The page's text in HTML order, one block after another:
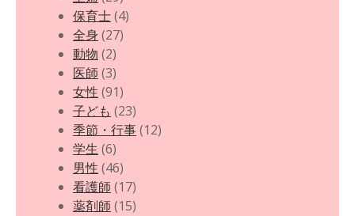
保育士(4)
全身 (27)
動物 (2)
医師 (3)
女性 (91)
子ども (23)
季節・行事(12)
学生 (6)
男性 (46)
看護師 (17)
薬剤師 (15)